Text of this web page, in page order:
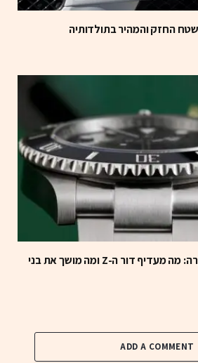
החזק והמהיר בתולדותיה
סקירה • שוק שעוני היוקרה: מה מעדיף דור ה-Z ומה מושך את בני
ADD A COMMENT